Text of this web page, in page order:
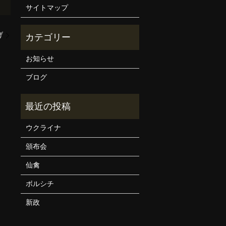
サイトマップ
お知らせ
ブログ
ウクライナ
頒布会
仙禽
ボルシチ
新政